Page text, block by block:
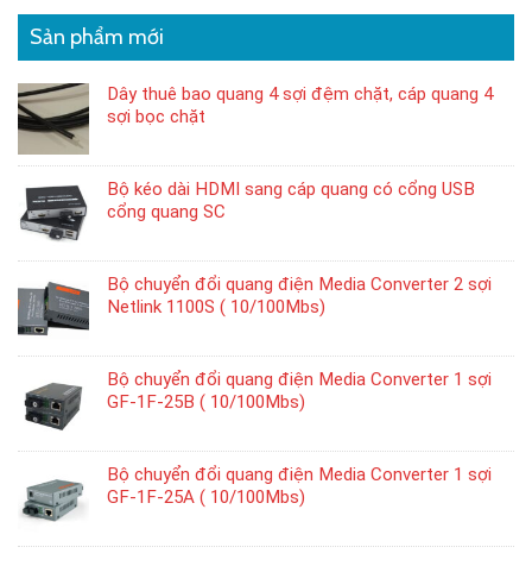
Sản phẩm mới
Dây thuê bao quang 4 sợi đệm chặt, cáp quang 4
sợi bọc chặt
Bộ kéo dài HDMI sang cáp quang có cổng USB
cổng quang SC
Bộ chuyển đổi quang điện Media Converter 2 sợi
Netlink 1100S ( 10/100Mbs)
Bộ chuyển đổi quang điện Media Converter 1 sợi
GF-1F-25B ( 10/100Mbs)
Bộ chuyển đổi quang điện Media Converter 1 sợi
GF-1F-25A ( 10/100Mbs)